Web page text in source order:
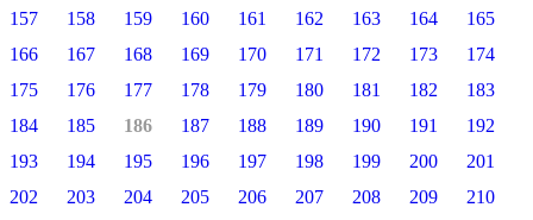
157
158 159 160 161 162 163 164
165
166
167 168 169 170 171 172 173
174
175
176 177 178 179 180 181 182
183
184
185 186 187 188 189 190 191
192
193
194 195 196 197 198 199 200
201
202
203 204 205 206 207 208 209
210